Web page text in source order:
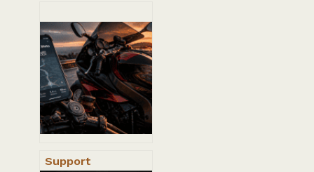
Support